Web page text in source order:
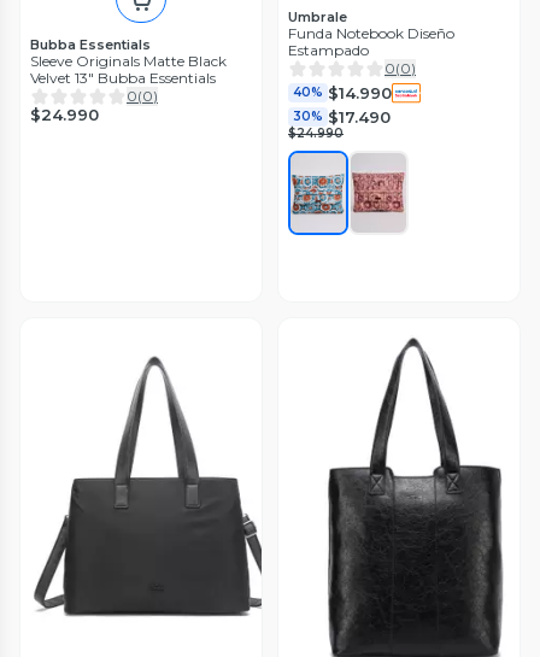
Bubba Essentials
Sleeve Originals Matte Black
Velvet 13" Bubba Essentials
0(0)
$24.990
Umbrale
Funda Notebook Diseño
Estampado
0(0)
40% $14.990
30% $17.490
$24.990